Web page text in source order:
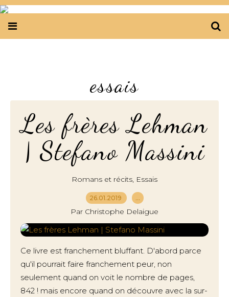
essais
Les frères Lehman
| Stefano Massini
Romans et récits, Essais
26.01.2019 …
Par Christophe Delaigue
Ce livre est franchement bluffant. D'abord parce
qu'il pourrait faire franchement peur, non
seulement quand on voit le nombre de pages,
842 ! mais encore quand on découvre avec la sur-